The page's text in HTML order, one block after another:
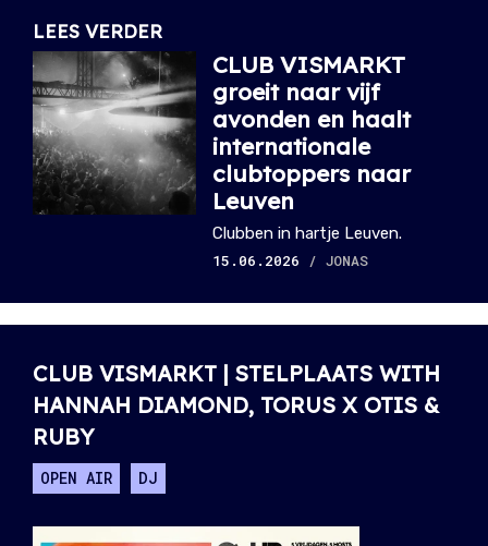
LEES VERDER
CLUB VISMARKT
groeit naar vijf
avonden en haalt
internationale
clubtoppers naar
Leuven
Clubben in hartje Leuven.
15.06.2026
/ JONAS
CLUB VISMARKT | STELPLAATS WITH
HANNAH DIAMOND, TORUS X OTIS &
RUBY
OPEN AIR DJ